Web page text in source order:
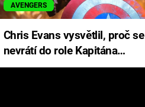
AVENGERS
Chris Evans vysvětlil, proč se
nevrátí do role Kapitána
Ameriky